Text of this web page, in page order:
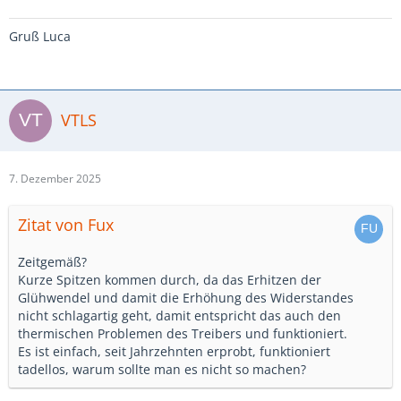
Gruß Luca
VTLS
7. Dezember 2025
Zitat von Fux
Zeitgemäß?
Kurze Spitzen kommen durch, da das Erhitzen der
Glühwendel und damit die Erhöhung des Widerstandes
nicht schlagartig geht, damit entspricht das auch den
thermischen Problemen des Treibers und funktioniert.
Es ist einfach, seit Jahrzehnten erprobt, funktioniert
tadellos, warum sollte man es nicht so machen?